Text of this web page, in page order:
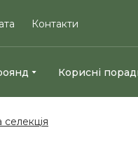
Контакти
Корисні